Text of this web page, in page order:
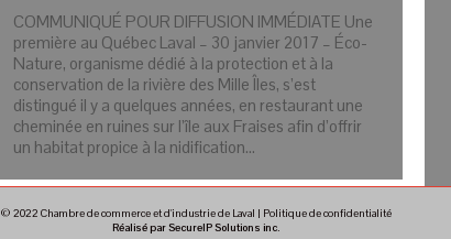
COMMUNIQUÉ POUR DIFFUSION IMMÉDIATE Une
première au Québec Laval – 30 janvier 2017 – Éco-
Nature, organisme dédié à la protection et à la
conservation de la rivière des Mille Îles, s’est
distingué il y a quelques années, en restaurant une
cheminée en ruines sur l’île aux Fraises afin d’offrir
un habitat propice à la nidification…
© 2022 Chambre de commerce et d'industrie de Laval | Politique de confidentialité
Réalisé par SecureIP Solutions inc.